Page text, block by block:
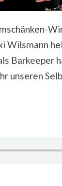
Wilsmann
Barkeeper
unseren